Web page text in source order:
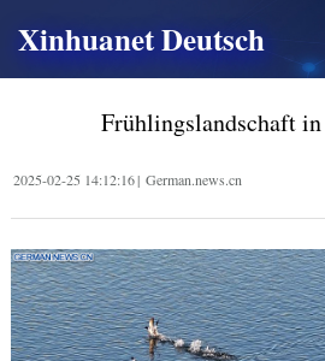
Xinhuanet Deutsch
Frühlingslandschaft
2025-02-25 14:12:16| German.news.cn